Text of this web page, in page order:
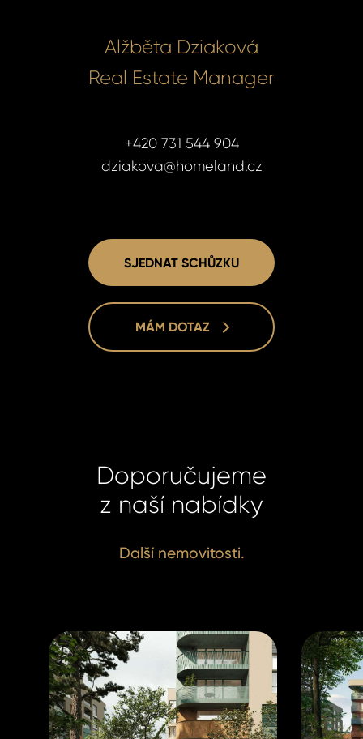
Alžběta Dziaková
Real Estate Manager
+420 731 544 904
dziakova@homeland.cz
SJEDNAT SCHŮZKU
MÁM DOTAZ
Doporučujeme
z naší nabídky
Další nemovitosti.